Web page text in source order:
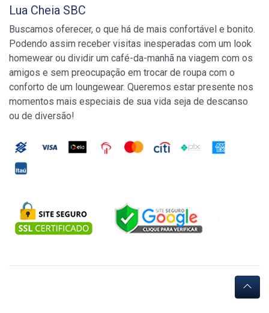
Lua Cheia SBC
Buscamos oferecer, o que há de mais confortável e bonito.
Podendo assim receber visitas inesperadas com um look
homewear ou dividir um café-da-manhã na viagem com os
amigos e sem preocupação em trocar de roupa com o
conforto de um loungewear. Queremos estar presente nos
momentos mais especiais de sua vida seja de descanso
ou de diversão!